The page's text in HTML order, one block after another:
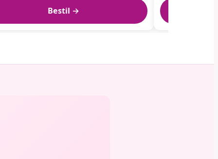
Bestil →